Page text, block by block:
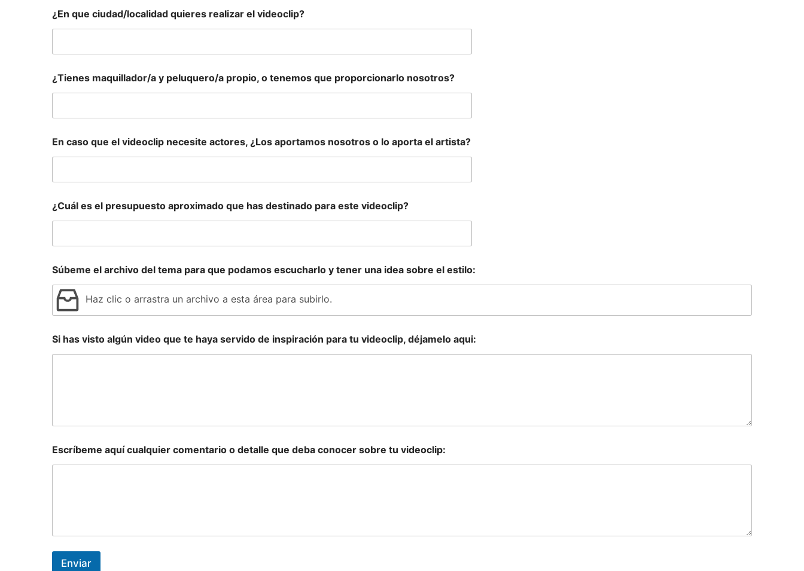
¿En que ciudad/localidad quieres realizar el videoclip?
¿Tienes maquillador/a y peluquero/a propio, o tenemos que proporcionarlo nosotros?
En caso que el videoclip necesite actores, ¿Los aportamos nosotros o lo aporta el artista?
¿Cuál es el presupuesto aproximado que has destinado para este videoclip?
Súbeme el archivo del tema para que podamos escucharlo y tener una idea sobre el estilo:
Haz clic o arrastra un archivo a esta área para subirlo.
Si has visto algún video que te haya servido de inspiración para tu videoclip, déjamelo aqui:
Escríbeme aquí cualquier comentario o detalle que deba conocer sobre tu videoclip:
Enviar